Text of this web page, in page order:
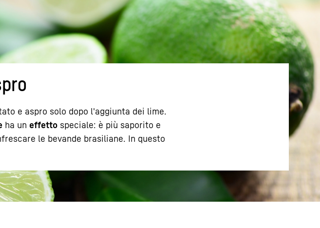
in Liebherr
e aspro solo dopo l'aggiunta dei lime.
ha un effetto speciale: è più saporito e
le bevande brasiliane. In questo